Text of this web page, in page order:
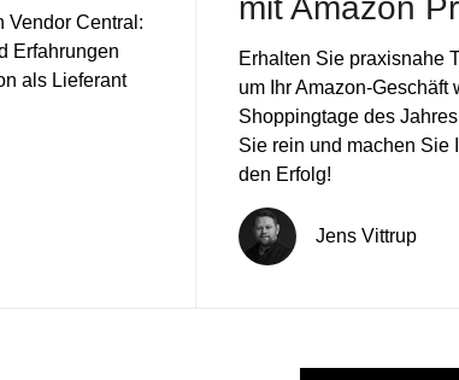
Vendor Central:
Erfahrungen
als Lieferant
Erhalten Sie praxisnahe
um Ihr Amazon-Geschäft
Shoppingtage des
Sie rein und machen Sie
den Erfolg!
Jens Vittrup